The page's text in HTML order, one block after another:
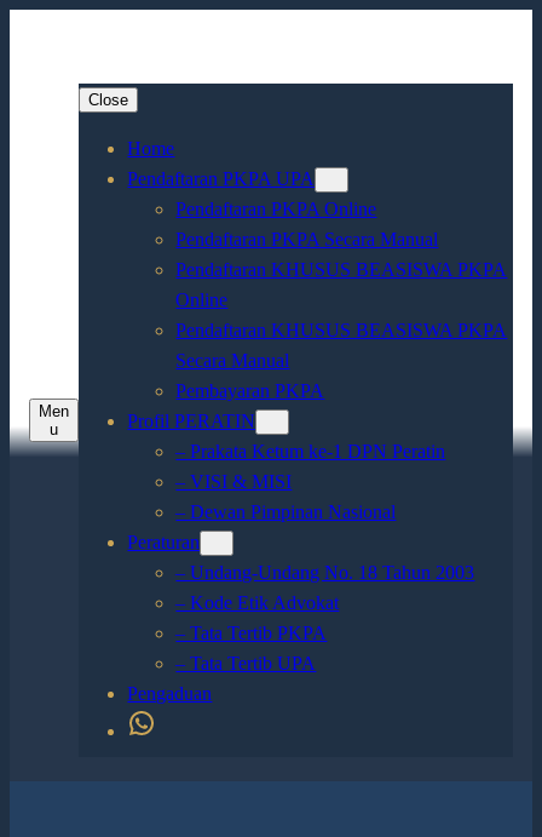
Men
u
Close
Home
Pendaftaran PKPA UPA
Pendaftaran PKPA Online
Pendaftaran PKPA Secara Manual
Pendaftaran KHUSUS BEASISWA PKPA
Online
Pendaftaran KHUSUS BEASISWA PKPA
Secara Manual
Pembayaran PKPA
Profil PERATIN
– Prakata Ketum ke-1 DPN Peratin
– VISI & MISI
– Dewan Pimpinan Nasional
Peraturan
– Undang-Undang No. 18 Tahun 2003
– Kode Etik Advokat
– Tata Tertib PKPA
– Tata Tertib UPA
Pengaduan
Kontak Whatsapp